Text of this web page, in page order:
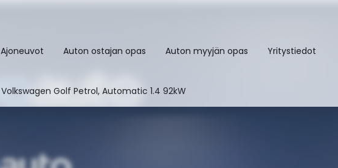
Ajoneuvot Auton ostajan opas Auton myyjän opas Yritystiedot
Volkswagen Golf Petrol, Automatic 1.4 92kW